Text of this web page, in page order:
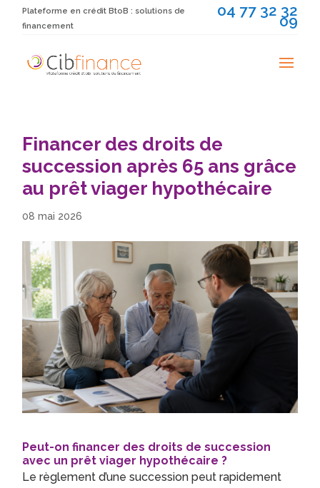
Plateforme en crédit BtoB : solutions de
financement
04 77 32 32
09
Financer des droits de
succession après 65 ans grâce
au prêt viager hypothécaire
08 mai 2026
Peut-on financer des droits de succession
avec un prêt viager hypothécaire ?
Le règlement d’une succession peut rapidement